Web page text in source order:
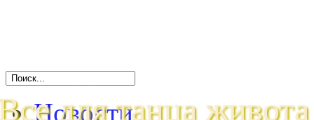
для танца живота
Новости